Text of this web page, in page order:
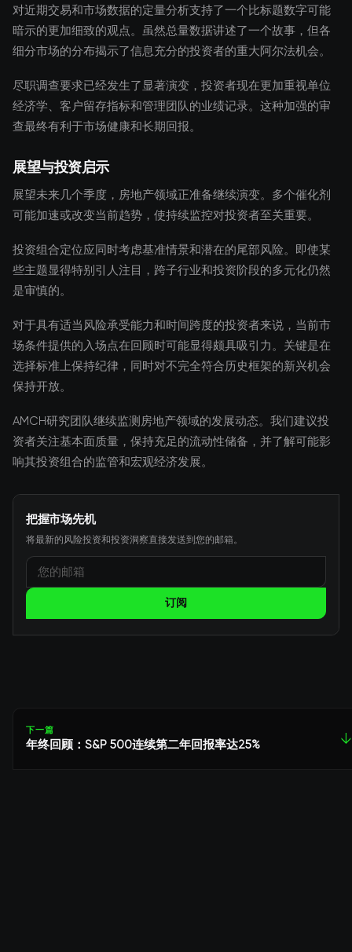
对近期交易和市场数据的定量分析支持了一个比标题数字可能
暗示的更加细致的观点。虽然总量数据讲述了一个故事，但各
细分市场的分布揭示了信息充分的投资者的重大阿尔法机会。
尽职调查要求已经发生了显著演变，投资者现在更加重视单位
经济学、客户留存指标和管理团队的业绩记录。这种加强的审
查最终有利于市场健康和长期回报。
展望与投资启示
展望未来几个季度，房地产领域正准备继续演变。多个催化剂
可能加速或改变当前趋势，使持续监控对投资者至关重要。
投资组合定位应同时考虑基准情景和潜在的尾部风险。即使某
些主题显得特别引人注目，跨子行业和投资阶段的多元化仍然
是审慎的。
对于具有适当风险承受能力和时间跨度的投资者来说，当前市
场条件提供的入场点在回顾时可能显得颇具吸引力。关键是在
选择标准上保持纪律，同时对不完全符合历史框架的新兴机会
保持开放。
AMCH研究团队继续监测房地产领域的发展动态。我们建议投
资者关注基本面质量，保持充足的流动性储备，并了解可能影
响其投资组合的监管和宏观经济发展。
把握市场先机
将最新的风险投资和投资洞察直接发送到您的邮箱。
订阅
下一篇
年终回顾：S&P 500连续第二年回报率达25% ↓